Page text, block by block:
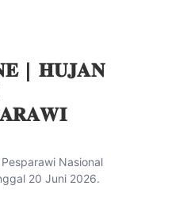
| 𝐇𝐔𝐉𝐀𝐍
Nasional
20 Juni 2026.